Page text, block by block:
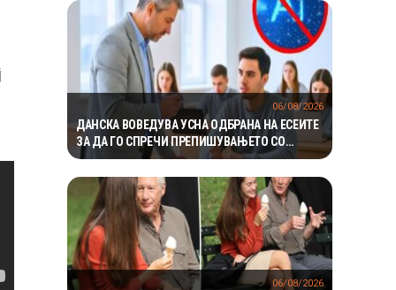
ДАНСКА ВОВЕДУВА УСНА ОДБРАНА НА ЕСЕИТЕ
ЗА ДА ГО СПРЕЧИ ПРЕПИШУВАЊЕТО СО
ВЕШТАЧКА ИНТЕЛИГЕНЦИЈА
06/08/2026
06/08/2026